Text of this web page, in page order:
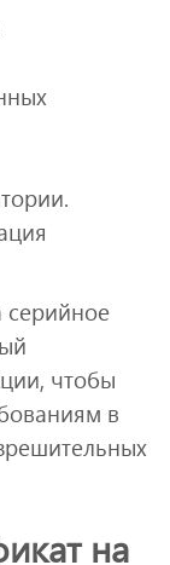
серийное
чтобы
в
на